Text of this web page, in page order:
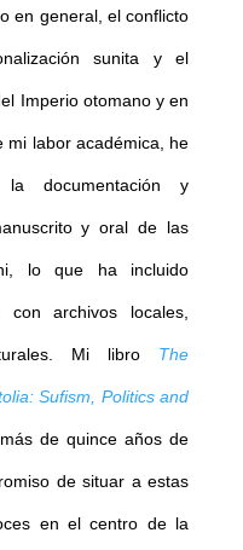
en general, el conflicto
sunita y el
Imperio otomano y en
mi labor académica, he
la documentación y
y oral de las
lo que ha incluido
archivos locales,
Mi libro The
Sufism, Politics and
de quince años de
de situar a estas
en el centro de la